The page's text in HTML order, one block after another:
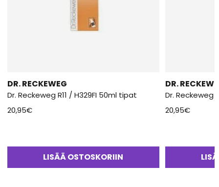
DR. RECKEWEG
Dr. Reckeweg R11 / H329FI 50ml tipat
20,95€
LISÄÄ OSTOSKORIIN
DR.
Dr. Reckeweg
20,95€